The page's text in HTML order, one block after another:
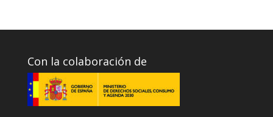
Con la colaboración de